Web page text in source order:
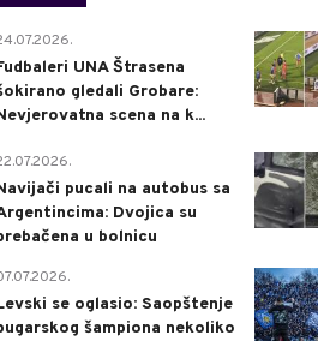
UNA Štrasena
gledali Grobare:
scena na k...
pucali na autobus sa
Dvojica su
u bolnicu
se oglasio: Saopštenje
šampiona nekoliko